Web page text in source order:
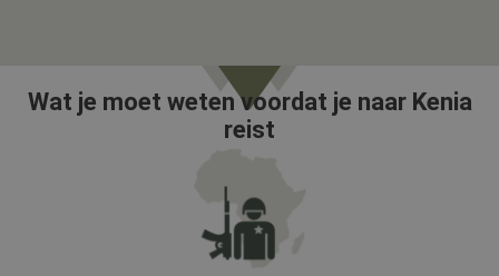
Wat je moet weten voordat je naar Kenia
reist